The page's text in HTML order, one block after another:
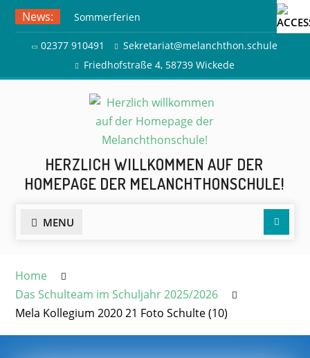
Skip
content
News:
Sommerferien
Ausflug zur Freilichtbühne
Herdringen
02377 910491
Sekretariat@melanchthon.schule
Friedhofstraße 4, 58739 Wickede
HERZLICH WILLKOMMEN AUF DER
HOMEPAGE DER MELANCHTHONSCHULE!
MENU
Home
Das Schulteam im Schuljahr 2025/2026
Mela Kollegium 2020 21 Foto Schulte (10)